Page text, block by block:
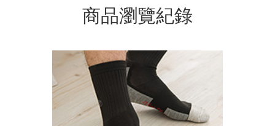
商品瀏覽紀錄